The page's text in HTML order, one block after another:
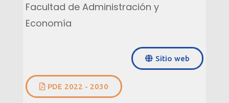
Facultad de Administración y
Economía
Sitio web
PDE 2022 - 2030